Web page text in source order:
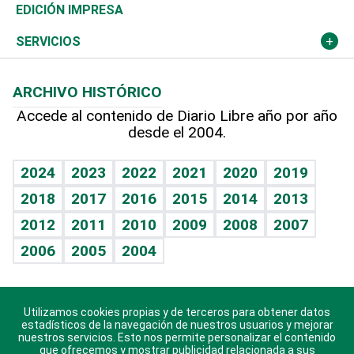
Caribe
Resto del mundo
Global y variable
Economía personal
Novedades
Podcast Arte Libre
Hablando con el pediatra
Vida y familia
Eñe
Celebrando la vida
Sin complejos
En pocas palabras
Escuchando al corazón
Olimpismo
Más deportes
Línea de hit
TBT Deportivo
El Espía
Noticiero Poteleche
Lecturas
Martes de tecnología
Cambio climático
Deportes
Opinión
Hecho en casa
Guía del dinero
EDICIÓN IMPRESA
SERVICIOS
Cumpleaños
Horóscopos
Juegos
ARCHIVO HISTÓRICO
Accede al contenido de Diario Libre año por año
desde el 2004.
2024 2023 2022 2021 2020
2019
2018
2017 2016 2015 2014
2013
2012
2011 2010 2009 2008
2007
2006
2005 2004
Descarga nuestras aplicaciones para Android, iOS y
sistema Huawei.
Utilizamos cookies propias y de terceros para obtener datos
estadísticos de la navegación de nuestros usuarios y mejorar
nuestros servicios. Esto nos permite personalizar el contenido
que ofrecemos y mostrar publicidad relacionada a sus